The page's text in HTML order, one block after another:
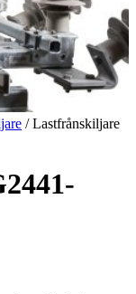
/ Lastfrånskiljare